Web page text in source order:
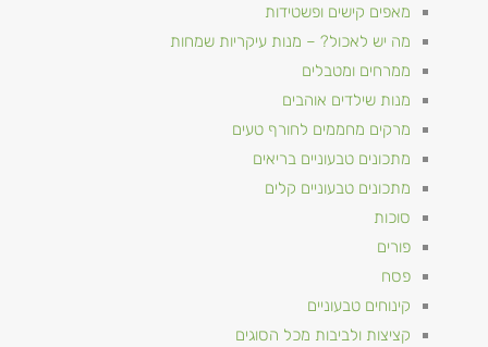
מאפים קישים ופשטידות
מה יש לאכול? – מנות עיקריות שמחות
ממרחים ומטבלים
מנות שילדים אוהבים
מרקים מחממים לחורף טעים
מתכונים טבעוניים​ בריאים
מתכונים טבעוניים קלים
סוכות
פורים
פסח
קינוחים טבעוניים
קציצות ולביבות מכל הסוגים